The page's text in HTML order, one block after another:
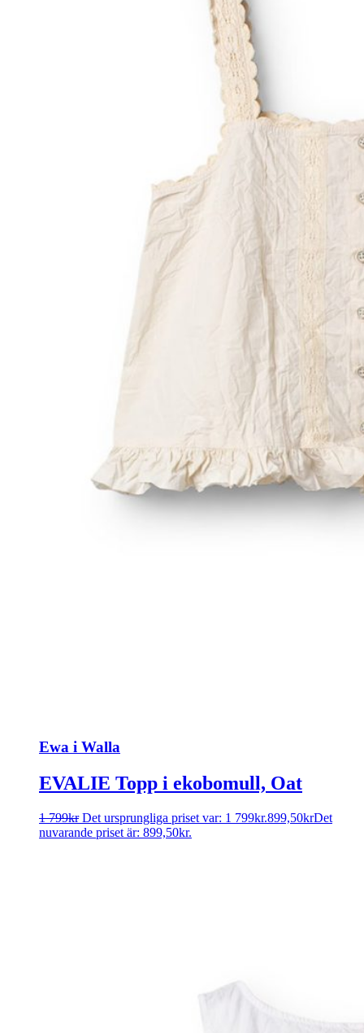
Ewa i Walla
EVALIE Topp i ekobomull, Oat
1 799kr Det ursprungliga priset var: 1 799kr.899,50krDet
nuvarande priset är: 899,50kr.